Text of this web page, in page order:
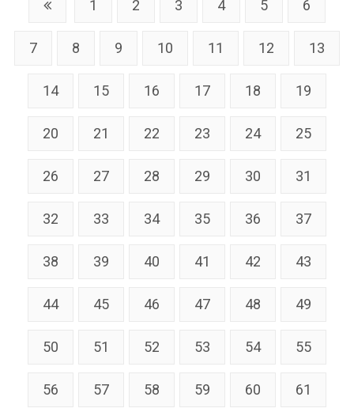
1 2 3 4 5 6
7 8 9 10 11 12 13
14 15 16 17 18 19
20 21 22 23 24 25
26 27 28 29 30 31
32 33 34 35 36 37
38 39 40 41 42 43
44 45 46 47 48 49
50 51 52 53 54 55
56 57 58 59 60 61